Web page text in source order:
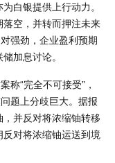
白银提供上行动力。
空，并转而押注未来
强劲，企业盈利预期
加息讨论。
称“完全不可接受”，
题上分歧巨大。据报
并反对将浓缩铀转移
对将浓缩铀运送到境